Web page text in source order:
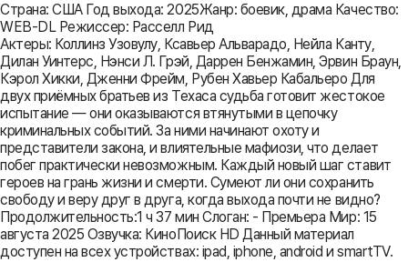
Страна: США Год выхода: 2025Жанр: боевик, драма Качество:
WEB-DL Режиссер: Расселл Рид
Актеры: Коллинз Узовулу, Ксавьер Альварадо, Нейла Канту,
Дилан Уинтерс, Нэнси Л. Грэй, Даррен Бенжамин, Эрвин Браун,
Кэрол Хикки, Дженни Фрейм, Рубен Хавьер Кабальеро Для
двух приёмных братьев из Техаса судьба готовит жестокое
испытание — они оказываются втянутыми в цепочку
криминальных событий. За ними начинают охоту и
представители закона, и влиятельные мафиози, что делает
побег практически невозможным. Каждый новый шаг ставит
героев на грань жизни и смерти. Сумеют ли они сохранить
свободу и веру друг в друга, когда выхода почти не видно?
Продолжительность:1 ч 37 мин Слоган: - Премьера Мир: 15
августа 2025 Озвучка: КиноПоиск HD Данный материал
доступен на всех устройствах: ipad, iphone, android и smartTV.